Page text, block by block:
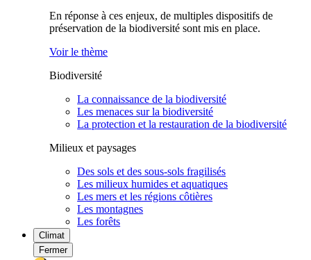
En réponse à ces enjeux, de multiples dispositifs de
préservation de la biodiversité sont mis en place.
Voir le thème
Biodiversité
La connaissance de la biodiversité
Les menaces sur la biodiversité
La protection et la restauration de la biodiversité
Milieux et paysages
Des sols et des sous-sols fragilisés
Les milieux humides et aquatiques
Les mers et les régions côtières
Les montagnes
Les forêts
Climat
Fermer